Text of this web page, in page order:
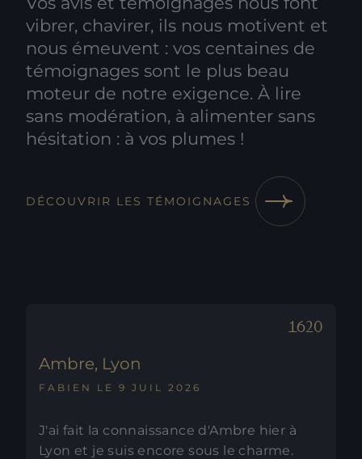
vibrer, chavirer, ils nous motivent et
nous émeuvent : vos centaines de
témoignages sont le plus beau
moteur de notre exigence. À lire
sans modération, à alimenter sans
hésitation : à vos plumes !
DÉCOUVRIR LES TÉMOIGNAGES
Ambre, Lyon
FABIEN LE 9 JUIL 2026
J'ai fait la connaissance d'Ambre hier à
Lyon et je suis encore sous le charme.